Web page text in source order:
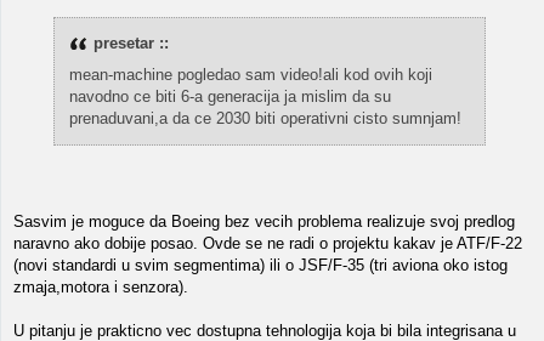
presetar ::
mean-machine pogledao sam video!ali kod ovih koji
navodno ce biti 6-a generacija ja mislim da su
prenaduvani,a da ce 2030 biti operativni cisto sumnjam!
Sasvim je moguce da Boeing bez vecih problema realizuje svoj predlog
naravno ako dobije posao. Ovde se ne radi o projektu kakav je ATF/F-22
(novi standardi u svim segmentima) ili o JSF/F-35 (tri aviona oko istog
zmaja,motora i senzora).
U pitanju je prakticno vec dostupna tehnologija koja bi bila integrisana u